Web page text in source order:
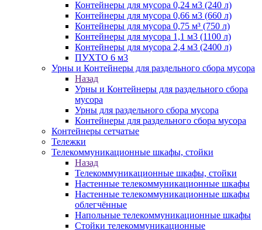
Контейнеры для мусора 0,24 м3 (240 л)
Контейнеры для мусора 0,66 м3 (660 л)
Контейнеры для мусора 0,75 м³ (750 л)
Контейнеры для мусора 1,1 м3 (1100 л)
Контейнеры для мусора 2,4 м3 (2400 л)
ПУХТО 6 м3
Урны и Контейнеры для раздельного сбора мусора
Назад
Урны и Контейнеры для раздельного сбора
мусора
Урны для раздельного сбора мусора
Контейнеры для раздельного сбора мусора
Контейнеры сетчатые
Тележки
Телекоммуникационные шкафы, стойки
Назад
Телекоммуникационные шкафы, стойки
Настенные телекоммуникационные шкафы
Настенные телекоммуникационные шкафы
облегчённые
Напольные телекоммуникационные шкафы
Стойки телекоммуникационные